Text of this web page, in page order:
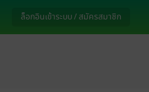
ล็อกอินเข้าระบบ / สมัครสมาชิก